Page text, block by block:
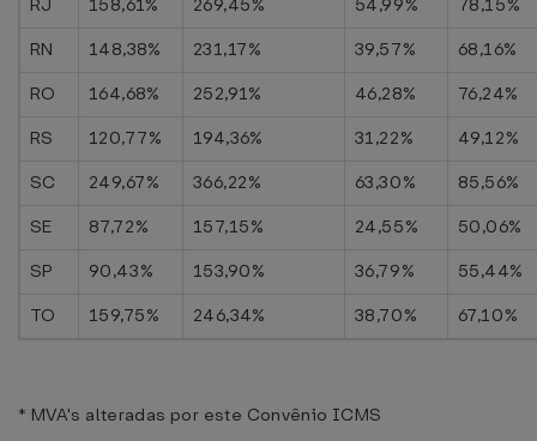
RJ
158,61% 269,45% 54,99%
78,15%
RN
148,38% 231,17% 39,57%
68,16%
RO
164,68% 252,91% 46,28%
76,24%
RS
120,77% 194,36% 31,22%
49,12%
SC
249,67% 366,22% 63,30%
85,56%
SE
87,72% 157,15% 24,55%
50,06%
SP
90,43% 153,90% 36,79%
55,44%
TO
159,75% 246,34% 38,70% 67,10%
* MVA's alteradas por este Convênio ICMS